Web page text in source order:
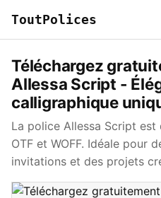
ToutPolices
Téléchargez
Allessa Script -
calligraphique
La police Allessa Script
OTF et WOFF. Idéale pour
invitations et des projets